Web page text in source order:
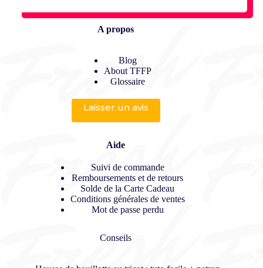
A propos
Blog
About TFFP
Glossaire
Laisser un avis
Aide
Suivi de commande
Remboursements et de retours
Solde de la Carte Cadeau
Conditions générales de ventes
Mot de passe perdu
Conseils